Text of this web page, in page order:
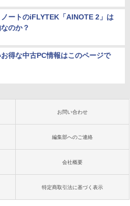
ートのiFLYTEK「AINOTE 2」は
のか？
得な中古PC情報はこのページで
お問い合わせ
編集部へのご連絡
会社概要
特定商取引法に基づく表示